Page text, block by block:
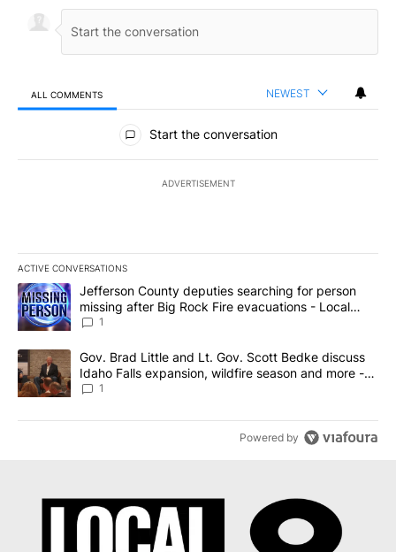
ALL COMMENTS NEWEST
All Comments
Start the conversation
ADVERTISEMENT
ACTIVE CONVERSATIONS
The following is a list of the most commented articles in the last
A trending article titled "Jefferson County deputies searching
Jefferson County deputies searching for person
missing after Big Rock Fire evacuations - Local
News 8
1
A trending article titled "Gov. Brad Little and Lt. Gov. Scott
Gov. Brad Little and Lt. Gov. Scott Bedke discuss
Idaho Falls expansion, wildfire season and more -
Local News 8
1
Powered by